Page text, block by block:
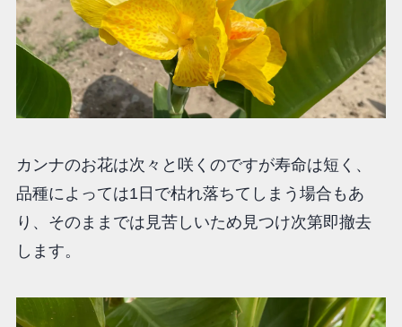
カンナのお花は次々と咲くのですが寿命は短く、
品種によっては1日で枯れ落ちてしまう場合もあ
り、そのままでは見苦しいため見つけ次第即撤去
します。